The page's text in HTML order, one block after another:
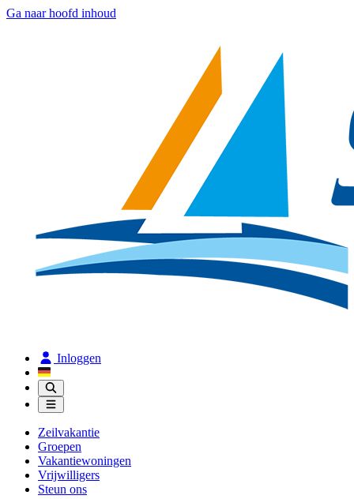
Ga naar hoofd inhoud
Inloggen
Zeilvakantie
Groepen
Vakantiewoningen
Vrijwilligers
Steun ons